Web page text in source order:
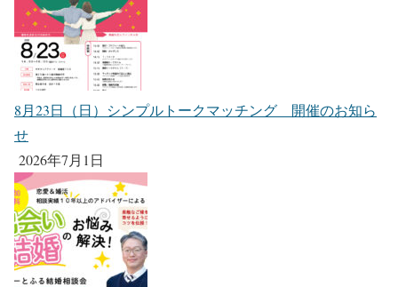
8月23日（日）シンプルトークマッチング 開催のお知ら
せ
2026年7月1日